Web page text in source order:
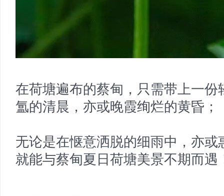
在荷塘遍布的蔡甸，只需带上一
氲的清晨，亦或晚霞绚烂的黄昏；
无论是在惬意洒脱的细雨中，亦
就能与蔡甸夏日荷塘美景不期而遇